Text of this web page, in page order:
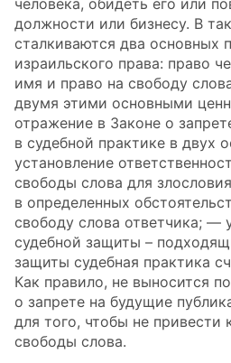
человека, обидеть его или
должности или бизнесу. В
сталкиваются два основных
израильского права: право
имя и право на свободу
двумя этими основными
отражение в Законе о
в судебной практике в двух
установление
свободы слова для
в определенных
свободу слова ответчика; —
судебной защиты –
защиты судебная практика
Как правило, не выносится
о запрете на будущие
для того, чтобы не
свободы слова.